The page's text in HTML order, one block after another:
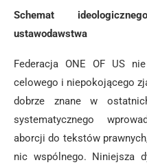
Schemat
ustawodawstwa
Federacja ONE OF US
celowego i niepokojącego
dobrze znane w
systematycznego
aborcji do tekstów
nic wspólnego. Niniejsza